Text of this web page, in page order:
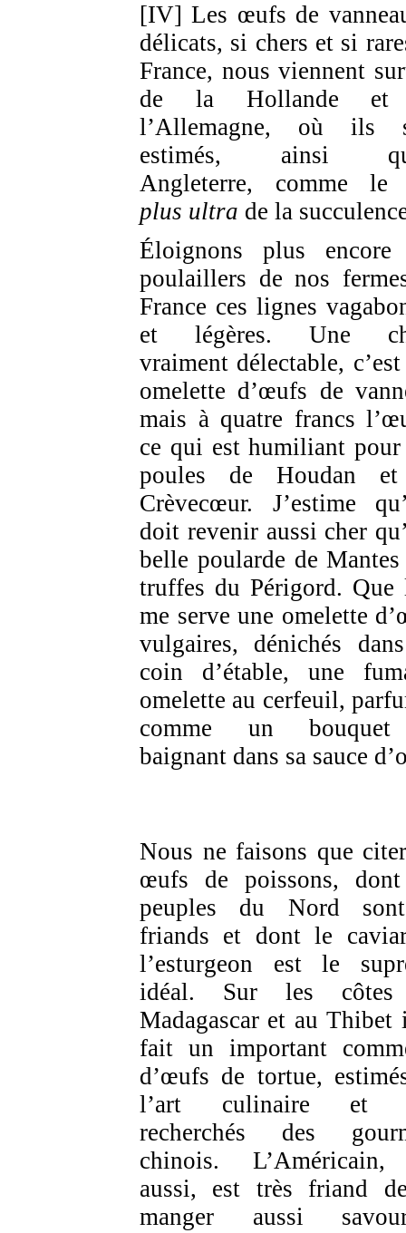
[IV] Les œufs de
délicats, si chers et si
France, nous viennent
de la Hollande et
l’Allemagne, où ils
estimés, ainsi
Angleterre, comme
plus ultra de la
Éloignons plus encore
poulaillers de nos
France ces lignes
et légères. Une
vraiment délectable,
omelette d’œufs de
mais à quatre francs
ce qui est humiliant pour
poules de Houdan
Crèvecœur. J’estime
doit revenir aussi cher
belle poularde de
truffes du Périgord. Que
me serve une omelette
vulgaires, dénichés
coin d’étable, une
omelette au cerfeuil,
comme un
baignant dans sa sauce
Nous ne faisons que
œufs de poissons,
peuples du Nord
friands et dont le
l’esturgeon est le
idéal. Sur les
Madagascar et au Thibet
fait un important
d’œufs de tortue,
l’art culinaire et
recherchés des
chinois.
aussi, est très friand
manger aussi